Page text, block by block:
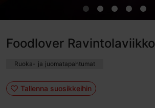
Foodlover Ravintolaviikko
Ruoka- ja juomatapahtumat
Tallenna suosikkeihin